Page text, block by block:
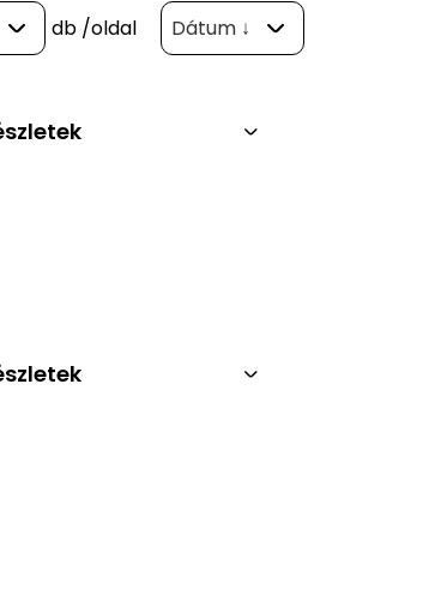
db /oldal Dátum ↓